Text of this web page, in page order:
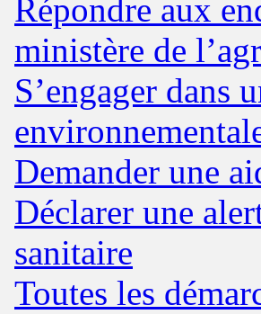
Répondre aux
ministère de
S’engager dans
Demander une
Déclarer une
sanitaire
Toutes les